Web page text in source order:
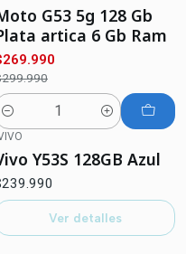
G53 5g 128 Gb
artica 6 Gb Ram
Y53S 128GB Azul
Ver detalles